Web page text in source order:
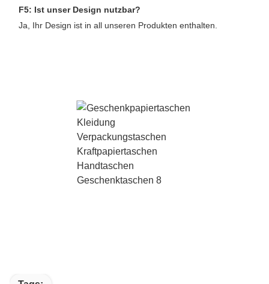
F5: Ist unser Design nutzbar?
Ja, Ihr Design ist in all unseren Produkten enthalten.